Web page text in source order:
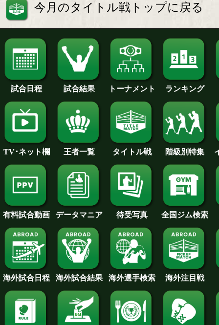
今月のタイトル戦トップに戻る
試合日程 試合結果 トーナメント ランキング
TV･ネット欄 王者一覧 タイトル戦 階級別特集
有料試合動画 データマニア 待受写真 全国ジム検索
海外試合日程 海外試合結果 海外選手検索 海外注目戦